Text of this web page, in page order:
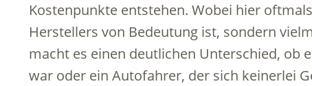
Kostenpunkte entstehen. Wobei hier
Herstellers von Bedeutung ist, sondern
macht es einen deutlichen Unterschied, ob
war oder ein Autofahrer, der sich keinerlei